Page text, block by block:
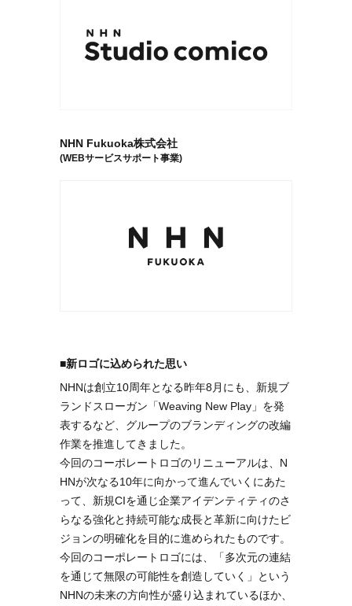
NHN Fukuoka株式会社
(WEBサービスサポート事業)
■新ロゴに込められた思い
NHNは創立10周年となる昨年8月にも、新規ブ
ランドスローガン「Weaving New Play」を発
表するなど、グループのブランディングの改編
作業を推進してきました。
今回のコーポレートロゴのリニューアルは、N
HNが次なる10年に向かって進んでいくにあた
って、新規CIを通じ企業アイデンティティのさ
らなる強化と持続可能な成長と革新に向けたビ
ジョンの明確化を目的に進められたものです。
今回のコーポレートロゴには、「多次元の連結
を通じて無限の可能性を創造していく」という
NHNの未来の方向性が盛り込まれているほか、